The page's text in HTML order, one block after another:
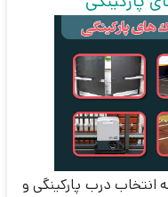
انتخاب درب پارکینگی و